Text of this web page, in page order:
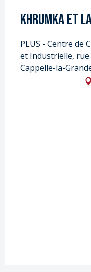
Khrumka et
PLUS - Centre de
et Industrielle, rue
Cappelle-la-